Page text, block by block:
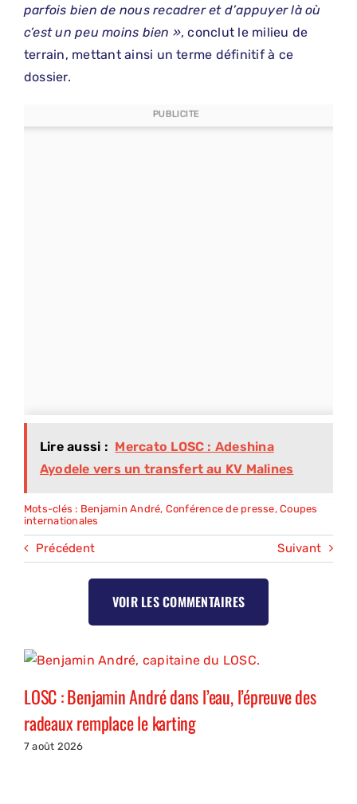
parfois bien de nous recadrer et d’appuyer là où
c’est un peu moins bien », conclut le milieu de
terrain, mettant ainsi un terme définitif à ce
dossier.
PUBLICITE
Lire aussi : Mercato LOSC : Adeshina
Ayodele vers un transfert au KV Malines
Mots-clés : Benjamin André, Conférence de presse,Coupes
internationales
Précédent Suivant
VOIR LES COMMENTAIRES
LOSC : Benjamin André dans l’eau, l’épreuve des
radeaux remplace le karting
7 août 2026